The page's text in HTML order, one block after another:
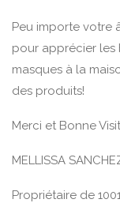
Peu importe votre
pour apprécier les
masques à la
des produits!
Merci et Bonne
MELLISSA
Propriétaire de